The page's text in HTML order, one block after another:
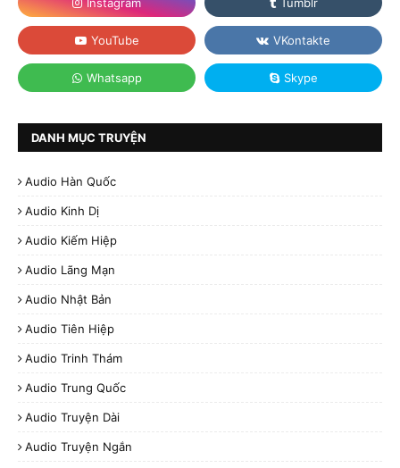
DANH MỤC TRUYỆN
Audio Hàn Quốc
Audio Kinh Dị
Audio Kiếm Hiệp
Audio Lãng Mạn
Audio Nhật Bản
Audio Tiên Hiệp
Audio Trinh Thám
Audio Trung Quốc
Audio Truyện Dài
Audio Truyện Ngắn